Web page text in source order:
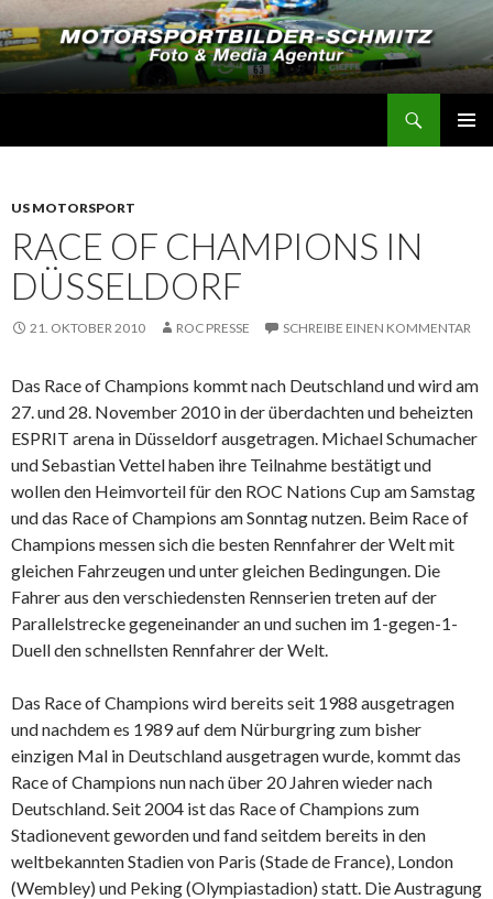
US MOTORSPORT
RACE OF CHAMPIONS IN
DÜSSELDORF
21. OKTOBER 2010 ROC PRESSE SCHREIBE EINEN KOMMENTAR
Das Race of Champions kommt nach Deutschland und wird am
27. und 28. November 2010 in der überdachten und beheizten
ESPRIT arena in Düsseldorf ausgetragen. Michael Schumacher
und Sebastian Vettel haben ihre Teilnahme bestätigt und
wollen den Heimvorteil für den ROC Nations Cup am Samstag
und das Race of Champions am Sonntag nutzen. Beim Race of
Champions messen sich die besten Rennfahrer der Welt mit
gleichen Fahrzeugen und unter gleichen Bedingungen. Die
Fahrer aus den verschiedensten Rennserien treten auf der
Parallelstrecke gegeneinander an und suchen im 1-gegen-1-
Duell den schnellsten Rennfahrer der Welt.
Das Race of Champions wird bereits seit 1988 ausgetragen
und nachdem es 1989 auf dem Nürburgring zum bisher
einzigen Mal in Deutschland ausgetragen wurde, kommt das
Race of Champions nun nach über 20 Jahren wieder nach
Deutschland. Seit 2004 ist das Race of Champions zum
Stadionevent geworden und fand seitdem bereits in den
weltbekannten Stadien von Paris (Stade de France), London
(Wembley) und Peking (Olympiastadion) statt. Die Austragung